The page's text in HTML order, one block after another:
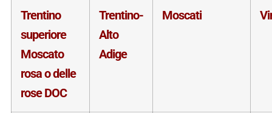
Trentino
superiore
Moscato
rosa o delle
rose DOC
Trentino-
Alto
Adige
Moscati